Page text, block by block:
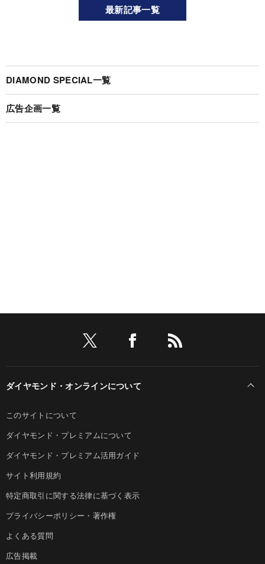
最新記事一覧
DIAMOND SPECIAL一覧
広告企画一覧
ダイヤモンド・オンラインについて
このサイトについて
ダイヤモンド・プレミアムについて
ダイヤモンド・プレミアム活用ガイド
サイト利用規約
特定商取引に関する法律に基づく表示
プライバシーポリシー・著作権
よくある質問
広告掲載